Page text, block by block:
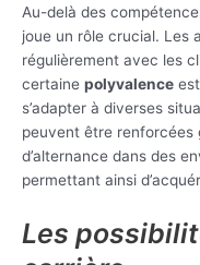
Au-delà des
joue un rôle crucial. Les
régulièrement avec les
certaine polyvalence
s’adapter à diverses
peuvent être renforcées
d’alternance dans des
permettant ainsi
Les